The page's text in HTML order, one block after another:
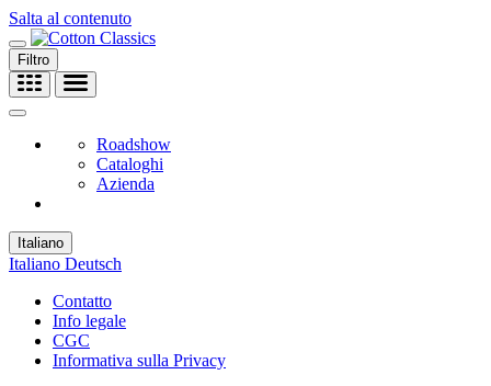
Salta al contenuto
Filtro
Roadshow
Cataloghi
Azienda
Italiano
Italiano Deutsch
Contatto
Info legale
CGC
Informativa sulla Privacy